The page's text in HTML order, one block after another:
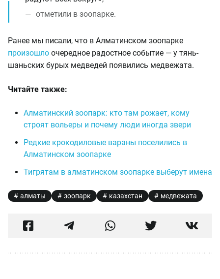
отметили в зоопарке.
Ранее мы писали, что в Алматинском зоопарке
произошло очередное радостное событие — у тянь-
шаньских бурых медведей появились медвежата.
Читайте также:
Алматинский зоопарк: кто там рожает, кому
строят вольеры и почему люди иногда звери
Редкие крокодиловые вараны поселились в
Алматинском зоопарке
Тигрятам в алматинском зоопарке выберут имена
алматы зоопарк казахстан медвежата